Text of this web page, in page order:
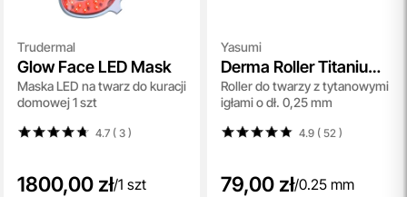
Trudermal
Glow Face LED Mask
Maska LED na twarz do kuracji
domowej 1 szt
4.7 ( 3)
1800,00 zł/1 szt
Yasumi
Derma Roller Titanium
0,25
Roller do twarzy z tytanowymi
igłami o dł. 0,25 mm
4.9 ( 52 )
79,00 zł/0.25 mm